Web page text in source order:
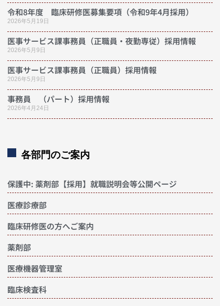
令和8年度 臨床研修医募集要項（令和9年4月採用）
2026年5月19日
医事サービス課事務員（正職員・夜勤専従）採用情報
2026年5月9日
医事サービス課事務員（正職員）採用情報
2026年5月9日
事務員 （パート）採用情報
2026年4月24日
各部門のご案内
保護中: 薬剤部【採用】就職説明会等公開ページ
医療診療部
臨床研修医の方へご案内
薬剤部
医療機器管理室
臨床検査科